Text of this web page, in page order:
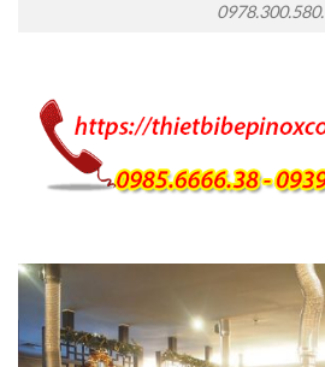
0978.300.580.